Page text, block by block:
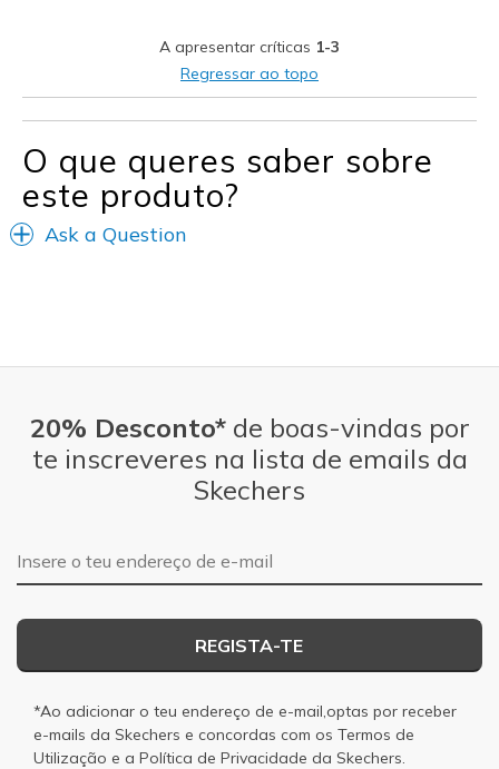
A apresentar críticas 1-3
Regressar ao topo
O que queres saber sobre
este produto?
Ask a Question
20% Desconto*de boas-vindas por
te inscreveres na lista de emails da
Skechers
Endereço de e-mail
REGISTA-TE
*Ao adicionar o teu endereço de e-mail,optas por receber
e-mails da Skechers e concordas com os Termos de
Utilização e a Política de Privacidade da Skechers.